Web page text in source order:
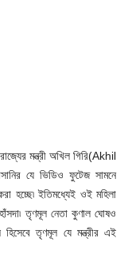
মন্ত্রী অখিল গিরি(Akhil
যে ভিডিও ফুটেজ সামনে
হচ্ছে৷ ইতিমধ্যেই ওই মহিলা
তৃণমূল নেতা কুণাল ঘোষও
তৃণমূল যে মন্ত্রীর এই